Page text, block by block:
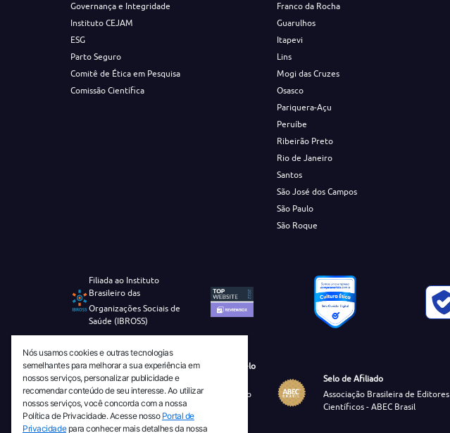
Governança e Integridade
Instituto CEJAM
ESG
Parto Seguro
Comitê de Ética em Pesquisa
Comissão Científica
Franco da Rocha
Guarulhos
Itapevi
Lins
Mogi das Cruzes
Osasco
Pariquera-Açu
Peruíbe
Ribeirão Preto
Rio de Janeiro
Santos
São José dos Campos
São Paulo
São Roque
Filiada ao Instituto
Brasileiro das
Organizações Sociais de
Saúde (IBROSS)
Revista Tecnico-Cientifica CEJAM Selo
Diamante de Ciência Aberta
Diretório Migulim Instituto Brasileiro
de Informação em Ciência e
Tecnologia - IBICT
Selo de Afiliado
Associação Brasileira de Editores
Científicos - ABEC Brasil
Nós usamos cookies e outras tecnologias
semelhantes para melhorar a sua experiência em
nossos serviços, personalizar publicidade e
recomendar conteúdo de seu interesse. Ao utilizar
nossos serviços, você concorda com a nossa
Política de Privacidade. Acesse nosso Portal de
Privacidadepara conhecer mais detalhes da nossa